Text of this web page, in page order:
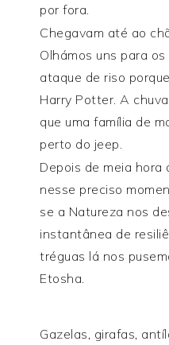
por fora.
Chegavam até ao
Olhámos uns para
ataque de riso
Harry Potter. A
que uma família de
perto do jeep.
Depois de meia hora
nesse preciso
se a Natureza nos
instantânea de
tréguas lá nos
Etosha.
Gazelas, girafas,